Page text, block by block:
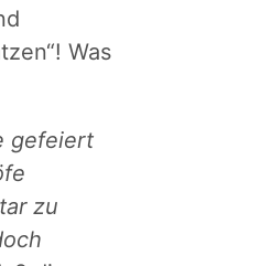
Was
gefeiert
zu